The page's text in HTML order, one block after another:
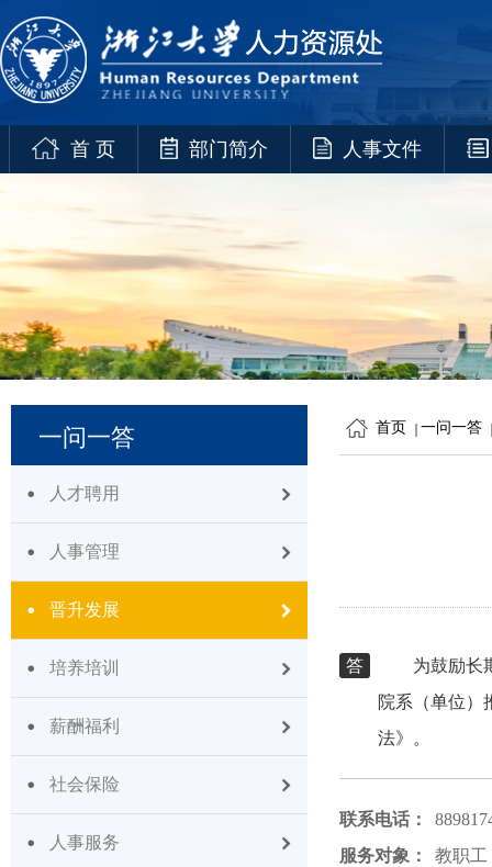
首 页 部门简介 人事文件
一问一答
人才聘用
人事管理
晋升发展
培养培训
薪酬福利
社会保险
人事服务
首页 一问一答
答
为鼓励长
院系（单位）
法》。
联系电话：
服务对象：
教职工